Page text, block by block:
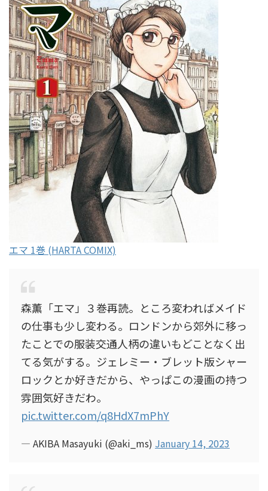
エマ 1巻 (HARTA COMIX)
森薫「エマ」３巻再読。ところ変わればメイド
の仕事も少し変わる。ロンドンから郊外に移っ
たことでの服装交通人柄の違いもどことなく出
てる気がする。ジェレミー・ブレット版シャー
ロックとか好きだから、やっぱこの漫画の持つ
雰囲気好きだわ。
pic.twitter.com/q8HdX7mPhY
— AKIBA Masayuki (@aki_ms) January 14, 2023